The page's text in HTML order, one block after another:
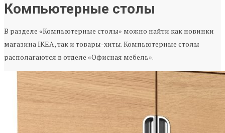
Компьютерные столы
В разделе «Компьютерные столы» можно найти как новинки
магазина IKEA, так и товары-хиты. Компьютерные столы
располагаются в отделе «Офисная мебель».